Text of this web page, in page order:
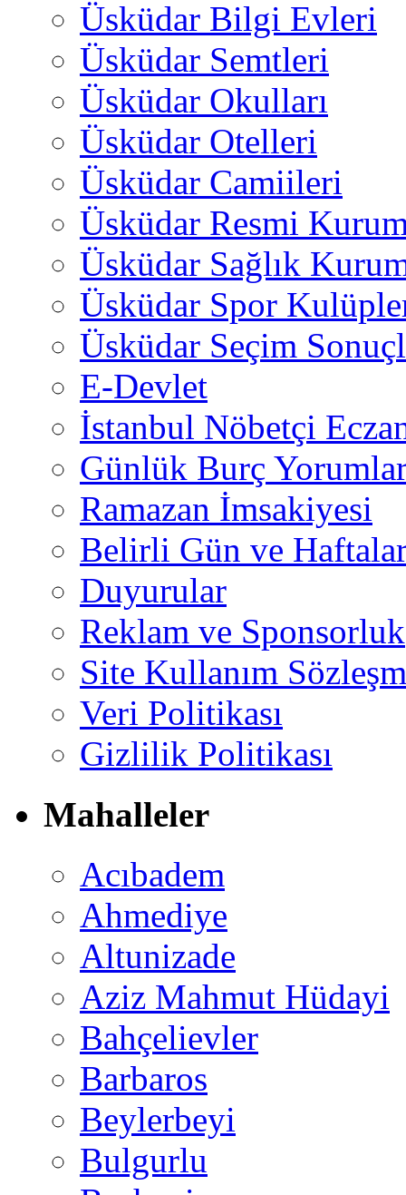
Üsküdar Bilgi Evleri
Üsküdar Semtleri
Üsküdar Okulları
Üsküdar Otelleri
Üsküdar Camiileri
Üsküdar Resmi
Üsküdar Sağlık
Üsküdar Spor
Üsküdar Seçim
E-Devlet
İstanbul Nöbetçi
Günlük Burç
Ramazan İmsakiyesi
Belirli Gün ve
Duyurular
Reklam ve Sponsorluk
Site Kullanım
Veri Politikası
Gizlilik Politikası
Mahalleler
Acıbadem
Ahmediye
Altunizade
Aziz Mahmut Hüdayi
Bahçelievler
Barbaros
Beylerbeyi
Bulgurlu